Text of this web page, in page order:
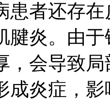
患者还存
腱炎。由
，会导致
成炎症，